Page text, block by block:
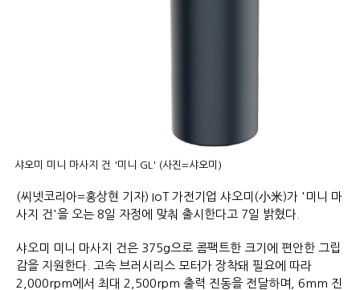
샤오미 미니 마사지 건 '미니 GL' (사진=샤오미)
(씨넷코리아=홍상현 기자) IoT 가전기업 샤오미(小米)가 '미니 마
사지 건'을 오는 8일 자정에 맞춰 출시한다고 7일 밝혔다.
샤오미 미니 마사지 건은 375g으로 콤팩트한 크기에 편안한 그립
감을 지원한다. 고속 브러시리스 모터가 장착돼 필요에 따라
2,000rpm에서 최대 2,500rpm 출력 진동을 전달하며, 6mm 진